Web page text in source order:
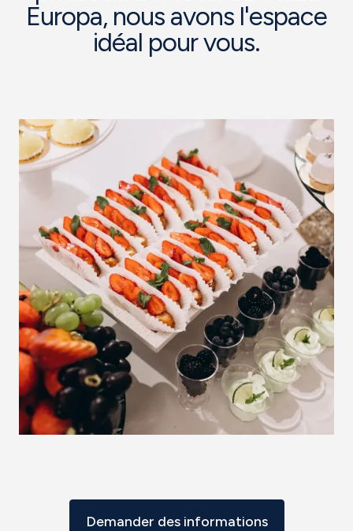
Europa, nous avons l'espace
idéal pour vous.
Demander des informations